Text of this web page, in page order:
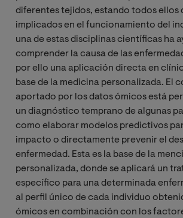
diferentes tejidos, estando todos ellos
implicados en el funcionamiento del
una de estas disciplinas científicas ha
comprender la causa de las
por ello una aplicación directa en
base de la medicina personalizada. El
aportado por los datos ómicos está
un diagnóstico temprano de algunas
como elaborar modelos predictivos
impacto o directamente prevenir el
enfermedad. Esta es la base de la
personalizada, donde se aplicará un
específico para una determinada
al perfil único de cada individuo
ómicos en combinación con los